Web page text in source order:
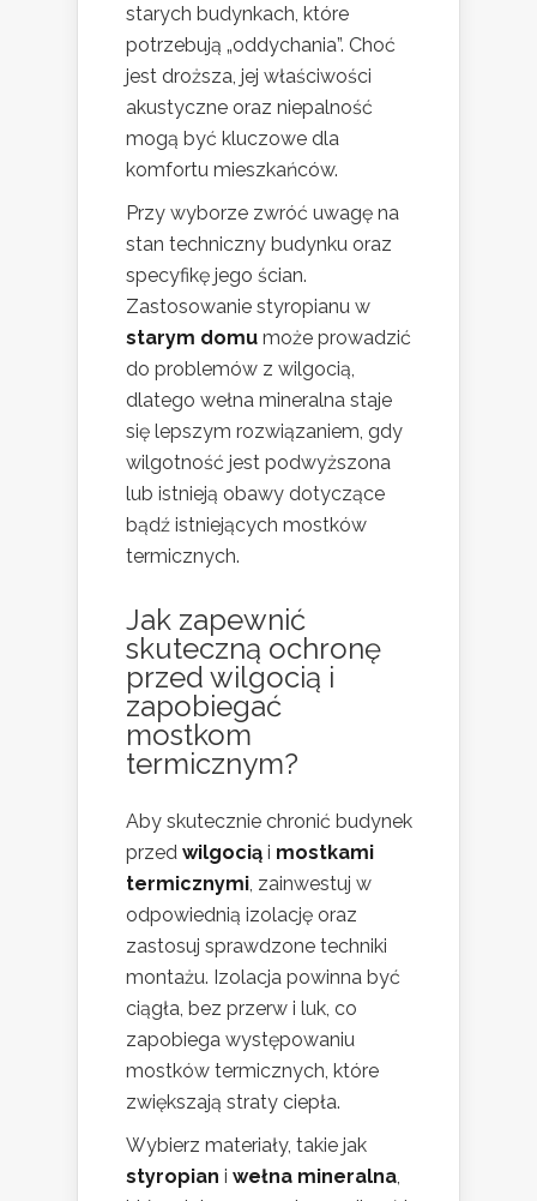
starych budynkach, które
potrzebują „oddychania”. Choć
jest droższa, jej właściwości
akustyczne oraz niepalność
mogą być kluczowe dla
komfortu mieszkańców.
Przy wyborze zwróć uwagę na
stan techniczny budynku oraz
specyfikę jego ścian.
Zastosowanie styropianu w
starym domu może prowadzić
do problemów z wilgocią,
dlatego wełna mineralna staje
się lepszym rozwiązaniem, gdy
wilgotność jest podwyższona
lub istnieją obawy dotyczące
bądź istniejących mostków
termicznych.
Jak zapewnić
skuteczną ochronę
przed wilgocią i
zapobiegać
mostkom
termicznym?
Aby skutecznie chronić budynek
przed wilgocią i mostkami
termicznymi, zainwestuj w
odpowiednią izolację oraz
zastosuj sprawdzone techniki
montażu. Izolacja powinna być
ciągła, bez przerw i luk, co
zapobiega występowaniu
mostków termicznych, które
zwiększają straty ciepła.
Wybierz materiały, takie jak
styropian i wełna mineralna,